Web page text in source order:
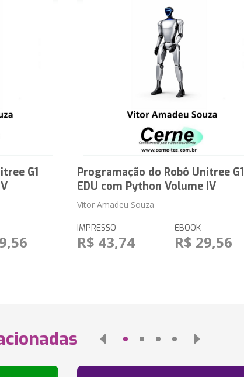
G1
Programação do Robô Unitree G1
EDU com Python Volume IV
Vitor Amadeu Souza
IMPRESSO
R$ 43,74
EBOOK
R$ 29,56